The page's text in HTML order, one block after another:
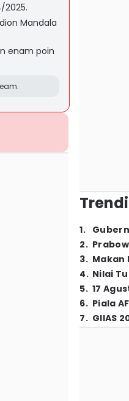
2025.
Mandala
enam poin
1.
2.
3. Makan
4. Nilai
5. 17
6. Piala
7. GIIAS